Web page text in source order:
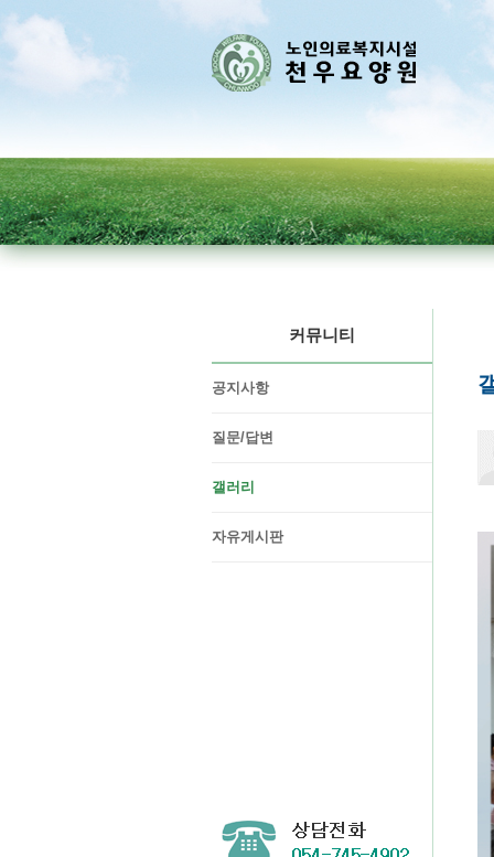
커뮤니티
공지사항
질문/답변
갤러리
자유게시판